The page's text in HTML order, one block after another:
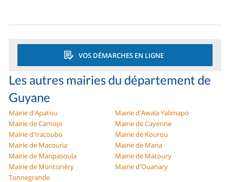
VOS DÉMARCHES EN LIGNE
Les autres mairies du département de
Guyane
Mairie d'Apatou
Mairie d'Awala Yalimapo
Mairie de Camopi
Mairie de Cayenne
Mairie d'Iracoubo
Mairie de Kourou
Mairie de Macouria
Mairie de Mana
Mairie de Maripasoula
Mairie de Matoury
Mairie de Montsinéry
Tonnegrande
Mairie d'Ouanary